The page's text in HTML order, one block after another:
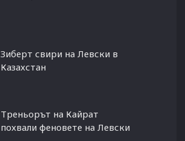
Зиберт свири на Левски в
Казахстан
Треньорът на Кайрат
похвали феновете на Левски